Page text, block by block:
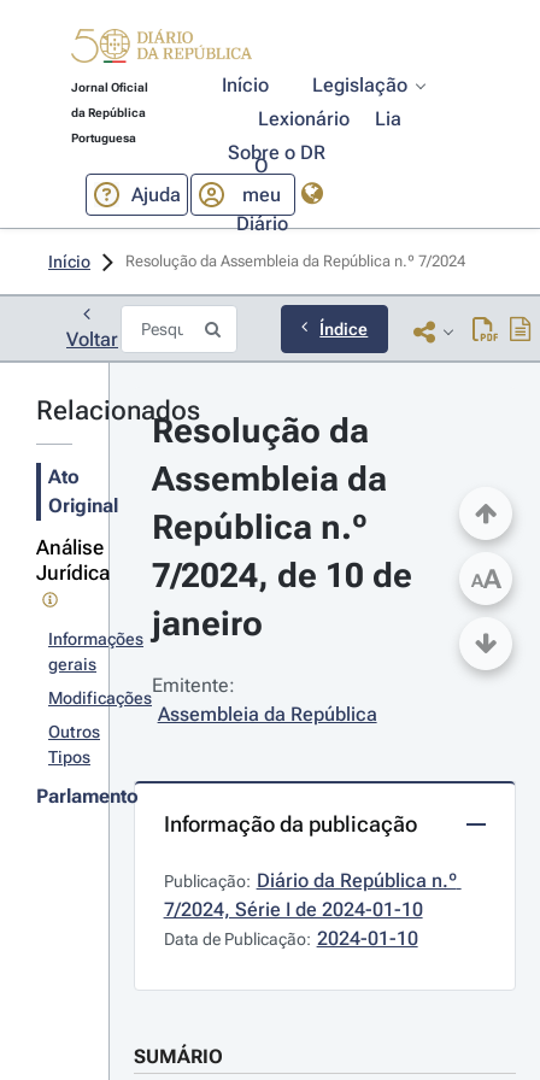
Jornal Oficial
da República
Portuguesa
Início
Legislação
Lexionário
Lia
Sobre o DR
Ajuda
O
meu
Diário
Início Resolução da Assembleia da República n.º 7/2024
Voltar Índice
Relacionados
Ato
Original
Análise
Jurídica
Informações
gerais
Modificações
Outros
Tipos
Parlamento
Resolução da
Assembleia da
República n.º
7/2024, de 10 de
janeiro
Emitente:
Assembleia da República
Informação da publicação
Publicação: Diário da República n.º
7/2024, Série I de 2024-01-10
Data de Publicação: 2024-01-10
SUMÁRIO
AA